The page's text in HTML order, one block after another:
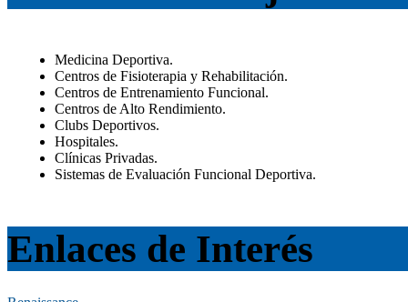
Medicina Deportiva.
Centros de Fisioterapia y Rehabilitación.
Centros de Entrenamiento Funcional.
Centros de Alto Rendimiento.
Clubs Deportivos.
Hospitales.
Clínicas Privadas.
Sistemas de Evaluación Funcional Deportiva.
Enlaces de Interés